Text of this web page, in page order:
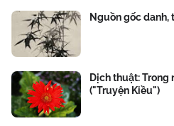
Nguồn gốc danh,
Dịch thuật: Trong
("Truyện Kiều")